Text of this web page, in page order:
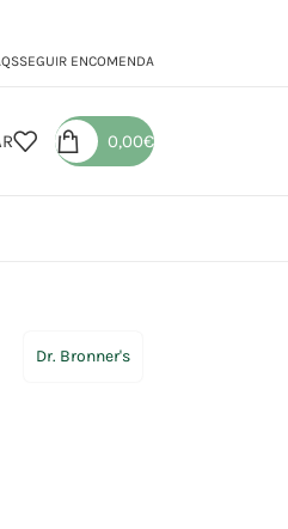
SEGUIR ENCOMENDA
0,00€
Dr. Bronner's